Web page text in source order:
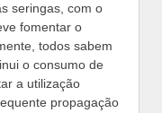
seringas, com o
fomentar o
todos sabem
o consumo de
a utilização
propagação